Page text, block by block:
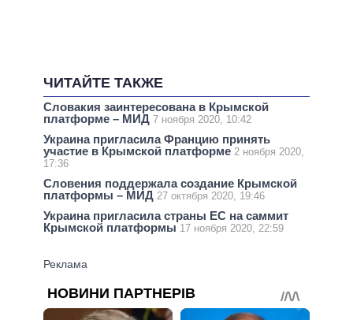
ЧИТАЙТЕ ТАКЖЕ
Словакия заинтересована в Крымской
платформе – МИД 7 ноября 2020, 10:42
Украина пригласила Францию принять
участие в Крымской платформе 2 ноября 2020,
17:36
Словения поддержала создание Крымской
платформы – МИД 27 октября 2020, 19:46
Украина пригласила страны ЕС на саммит
Крымской платформы 17 ноября 2020, 22:59